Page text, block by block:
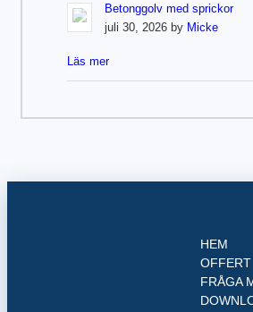
Betonggolv med sprickor
juli 30, 2026 by Micke
Läs mer
HEM
OFFERT
FRÅGA